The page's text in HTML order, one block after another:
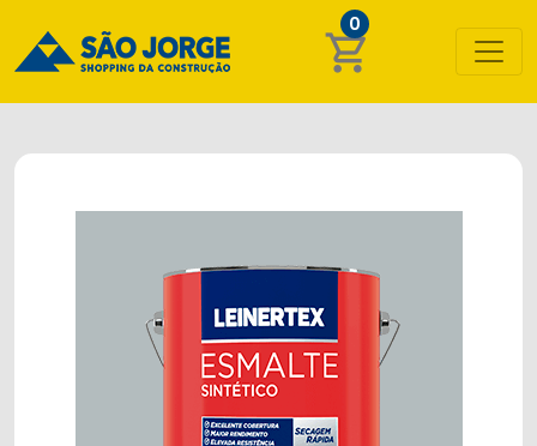
shopping_cart
0